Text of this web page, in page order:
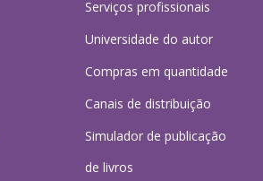
Serviços profissionais
Universidade do autor
Compras em quantidade
Canais de distribuição
Simulador de publicação
de livros